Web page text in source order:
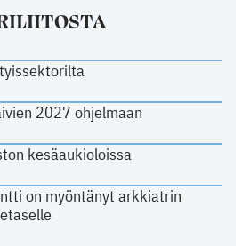
2027 ohjelmaan
kesäaukioloissa
on myöntänyt arkkiatrin